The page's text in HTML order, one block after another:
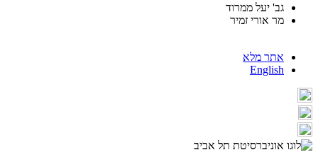
גב' יעל ממרוד
מר אורי זמיר
אתר מלא
English